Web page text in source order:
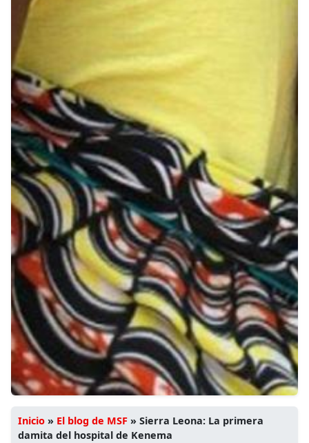
Inicio » El blog de MSF » Sierra Leona: La primera
damita del hospital de Kenema